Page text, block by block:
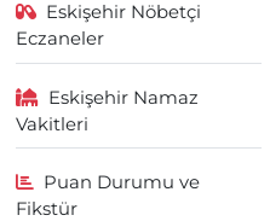
Eskişehir Nöbetçi
Eczaneler
Eskişehir Namaz
Vakitleri
Puan Durumu ve
Fikstür